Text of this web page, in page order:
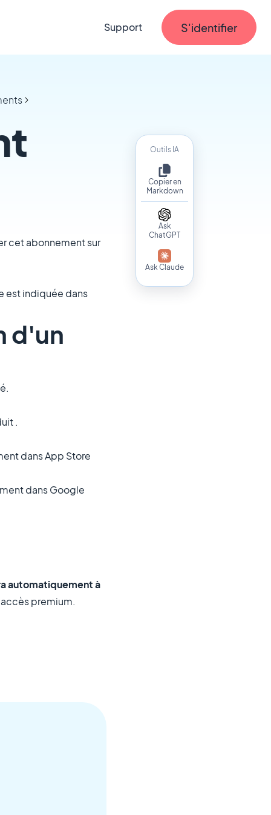
Support S'identifier
Outils IA
Copier en
Markdown
Ask
ChatGPT
Ask Claude
cet abonnement sur
est indiquée dans
d'un
.
dans App Store
dans Google
automatiquement à
premium.